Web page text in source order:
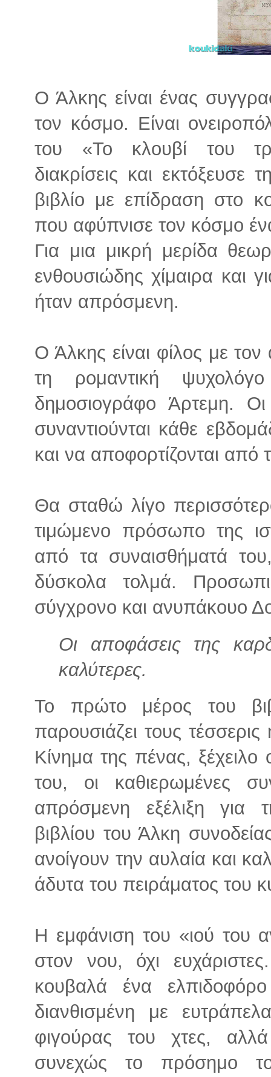
Ο Άλκης είναι ένας
τον κόσμο. Είναι
του «Το κλουβί του
διακρίσεις και εκτόξευσε
βιβλίο με επίδραση στο
που αφύπνισε τον κόσμο
Για μια μικρή μερίδα
ενθουσιώδης χίμαιρα και
ήταν απρόσμενη.
Ο Άλκης είναι φίλος με τον
τη ρομαντική
δημοσιογράφο Άρτεμη.
συναντιούνται κάθε
και να αποφορτίζονται από
Θα σταθώ λίγο
τιμώμενο πρόσωπο της
από τα συναισθήματά
δύσκολα τολμά.
σύγχρονο και ανυπάκουο
Οι αποφάσεις της
καλύτερες.
Το πρώτο μέρος του
παρουσιάζει τους
Κίνημα της πένας,
του, οι καθιερωμένες
απρόσμενη εξέλιξη για
βιβλίου του Άλκη
ανοίγουν την αυλαία και
άδυτα του πειράματος του
Η εμφάνιση του «ιού του
στον νου, όχι
κουβαλά ένα
διανθισμένη με
φιγούρας του χτες,
συνεχώς το πρόσημο